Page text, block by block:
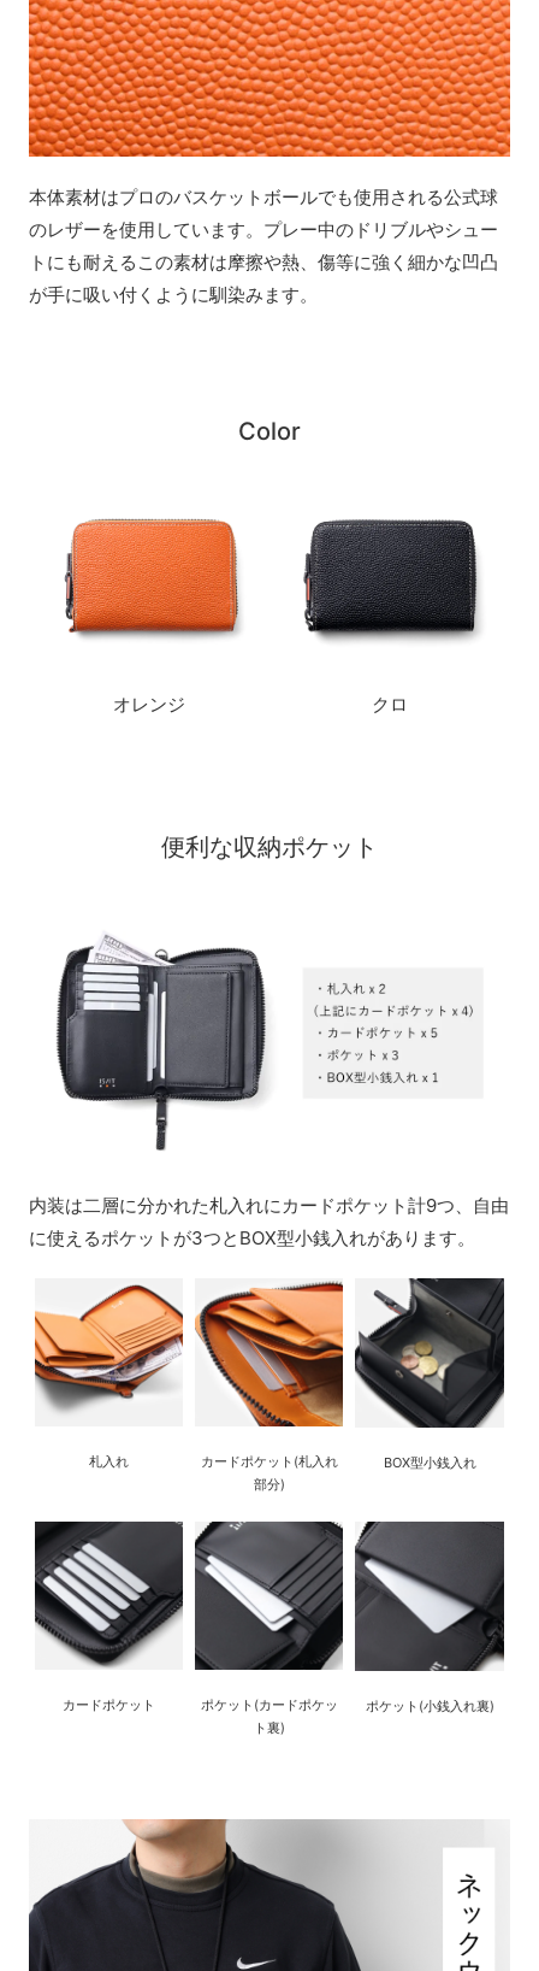
本体素材はプロのバスケットボールでも使用される公式球
のレザーを使用しています。プレー中のドリブルやシュー
トにも耐えるこの素材は摩擦や熱、傷等に強く細かな凹凸
が手に吸い付くように馴染みます。
Color
オレンジ クロ
便利な収納ポケット
内装は二層に分かれた札入れにカードポケット計9つ、自由
に使えるポケットが3つとBOX型小銭入れがあります。
札入れ
カードポケット(札入れ
部分)
BOX型小銭入れ
カードポケット
ポケット(カードポケッ
ト裏)
ポケット(小銭入れ裏)